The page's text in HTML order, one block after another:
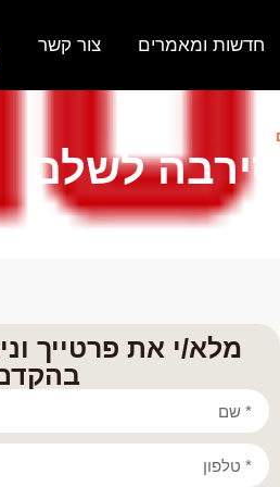
חדשות ומאמרים צור קשר
לשלם
מלא/י את פרטייך